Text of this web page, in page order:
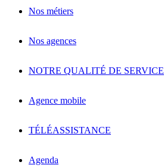
Nos métiers
Nos agences
NOTRE QUALITÉ DE SERVICE
Agence mobile
TÉLÉASSISTANCE
Agenda